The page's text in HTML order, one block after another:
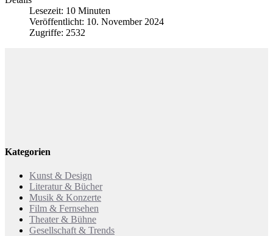
Lesezeit: 10 Minuten
Veröffentlicht: 10. November 2024
Zugriffe: 2532
Kategorien
Kunst & Design
Literatur & Bücher
Musik & Konzerte
Film & Fernsehen
Theater & Bühne
Gesellschaft & Trends